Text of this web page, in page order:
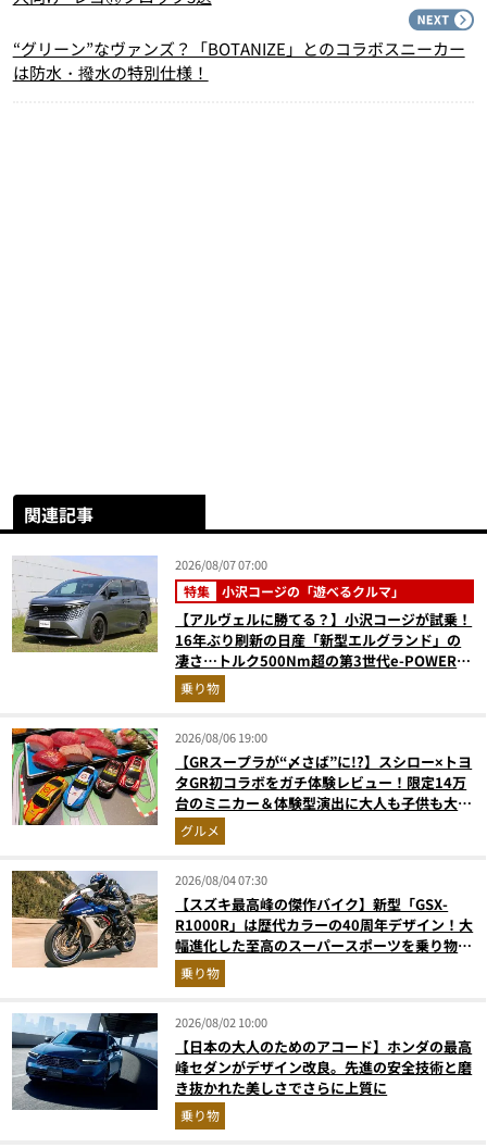
“グリーン”なヴァンズ？「BOTANIZE」とのコラボスニーカー
は防水・撥水の特別仕様！
関連記事
2026/08/07 07:00
特集 小沢コージの「遊べるクルマ」
【アルヴェルに勝てる？】小沢コージが試乗！
16年ぶり刷新の日産「新型エルグランド」の
凄さ…トルク500Nm超の第3世代e-POWER＆
和の格調高きデザインを徹底チェック
乗り物
2026/08/06 19:00
【GRスープラが“〆さば”に!?】スシロー×トヨ
タGR初コラボをガチ体験レビュー！限定14万
台のミニカー＆体験型演出に大人も子供も大興
奮間違いなし
グルメ
2026/08/04 07:30
【スズキ最高峰の傑作バイク】新型「GSX-
R1000R」は歴代カラーの40周年デザイン！大
幅進化した至高のスーパースポーツを乗り物ラ
イターが解説
乗り物
2026/08/02 10:00
【日本の大人のためのアコード】ホンダの最高
峰セダンがデザイン改良。先進の安全技術と磨
き抜かれた美しさでさらに上質に
乗り物